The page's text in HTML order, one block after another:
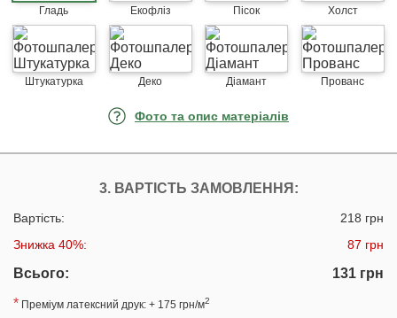
Гладь Екофліз Пісок Холст
Штукатурка Деко Діамант Прованс
Фото та опис матеріалів
3. ВАРТІСТЬ ЗАМОВЛЕННЯ:
Вартість:
218 грн
Знижка 40%:
87 грн
Всього:
131 грн
* Преміум латексний друк: + 175 грн/м2